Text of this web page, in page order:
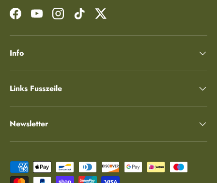
FacebookYouTubeInstagramTikTok Twitter
Info
Links Fusszeile
Newsletter
Zahlungsmethoden